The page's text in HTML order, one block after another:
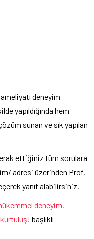
deneyim
yapıldığında hem
sunan ve sık yapılan
ettiğiniz tüm sorulara
adresi üzerinden Prof.
yanıt alabilirsiniz.
deneyim,
kurtuluş! başlıklı